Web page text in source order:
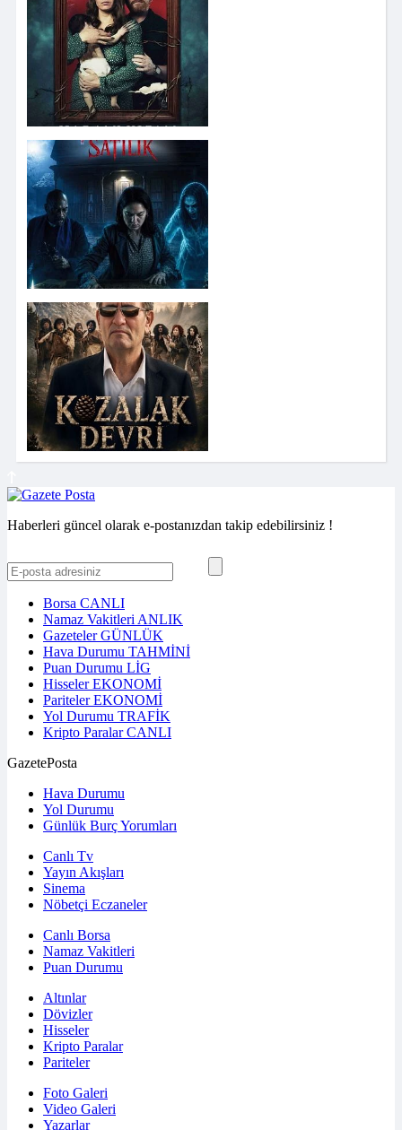
Haberleri güncel olarak e-postanızdan takip edebilirsiniz !
Borsa CANLI
Namaz Vakitleri ANLIK
GazetelerGÜNLÜK
Hava Durumu TAHMİNİ
Puan Durumu LİG
HisselerEKONOMİ
ParitelerEKONOMİ
Yol Durumu TRAFİK
Kripto ParalarCANLI
GazetePosta
Hava Durumu
Yol Durumu
Günlük Burç Yorumları
Canlı Tv
Yayın Akışları
Sinema
Nöbetçi Eczaneler
Canlı Borsa
Namaz Vakitleri
Puan Durumu
Altınlar
Dövizler
Hisseler
Kripto Paralar
Pariteler
Foto Galeri
Video Galeri
Yazarlar